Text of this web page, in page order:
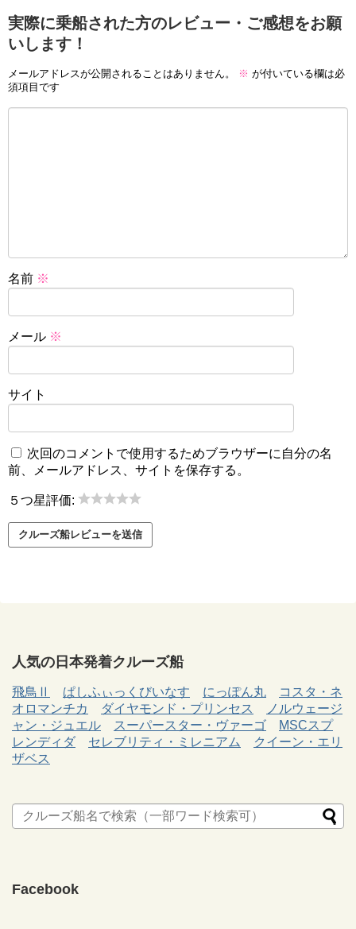
実際に乗船された方のレビュー・ご感想をお願
いします！
メールアドレスが公開されることはありません。 ※ が付いている欄は必
須項目です
名前 ※
メール ※
サイト
次回のコメントで使用するためブラウザーに自分の名
前、メールアドレス、サイトを保存する。
５つ星評価:
人気の日本発着クルーズ船
飛鳥Ⅱ ぱしふぃっくびいなす にっぽん丸
コスタ・ネ
オロマンチカ
ダイヤモンド・プリンセス
ノルウェージ
ャン・ジュエル
スーパースター・ヴァーゴ
MSCスプ
レンディダ
セレブリティ・ミレニアム
クイーン・エリ
ザベス
Facebook